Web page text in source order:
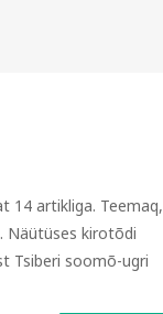
14 artikliga. Teemaq,
Näütüses kirotõdi
Tsiberi soomõ-ugri